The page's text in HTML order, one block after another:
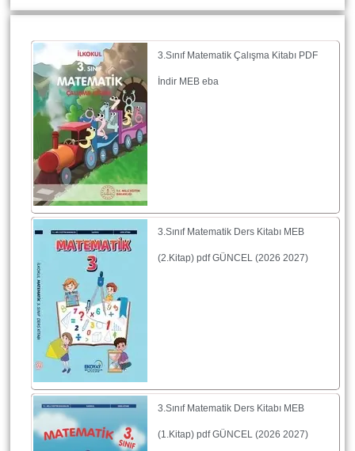
3.Sınıf Matematik Çalışma Kitabı PDF
İndir MEB eba
3.Sınıf Matematik Ders Kitabı MEB
(2.Kitap) pdf GÜNCEL (2026 2027)
3.Sınıf Matematik Ders Kitabı MEB
(1.Kitap) pdf GÜNCEL (2026 2027)